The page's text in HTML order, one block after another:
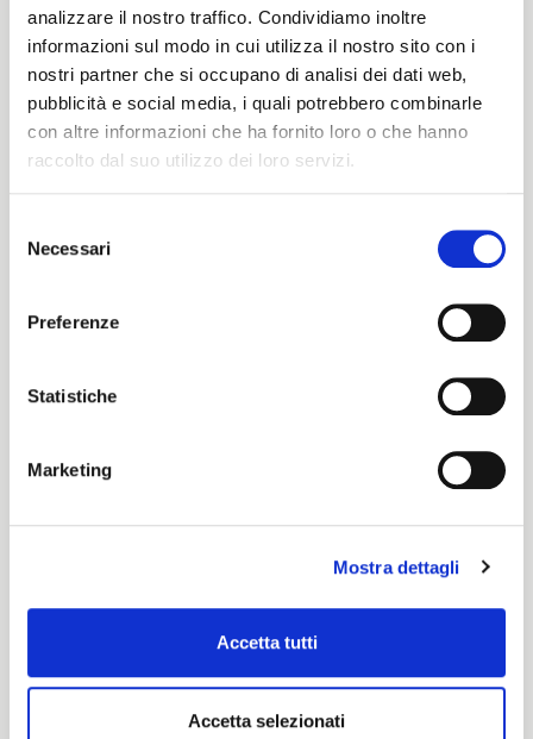
analizzare il nostro traffico. Condividiamo inoltre
informazioni sul modo in cui utilizza il nostro sito con i
nostri partner che si occupano di analisi dei dati web,
pubblicità e social media, i quali potrebbero combinarle
con altre informazioni che ha fornito loro o che hanno
raccolto dal suo utilizzo dei loro servizi.
delNecessari
Preferenze
Statistiche
Marketing
Mostra dettagli
Accetta tutti
Accetta selezionati
Height
146/150 CM
Are you interested in this fabric?
CONTACT OUR FINANCIAL ADVISOR